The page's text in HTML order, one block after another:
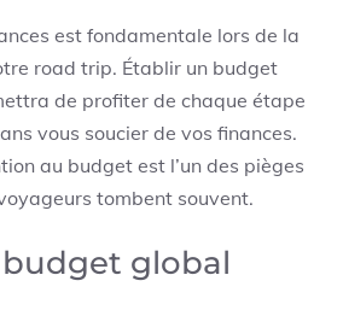
est fondamentale lors de la
road trip. Établir un budget
de profiter de chaque étape
vous soucier de vos finances.
au budget est l’un des pièges
tombent souvent.
global